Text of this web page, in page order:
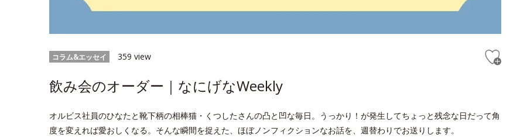
コラム&エッセイ 359 view
飲み会のオーダー｜なにげなWeekly
オルビス社員のひなたと靴下柄の相棒猫・くつしたさんの凸と凹な毎日。うっかり！が発生してちょっと残念な日だって角
度を変えれば愛おしくなる。そんな瞬間を捉えた、ほぼノンフィクションなお話を、週替わりでお送りします。